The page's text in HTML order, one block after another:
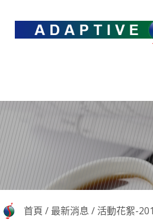
首頁 / 最新消息 / 活動花絮-